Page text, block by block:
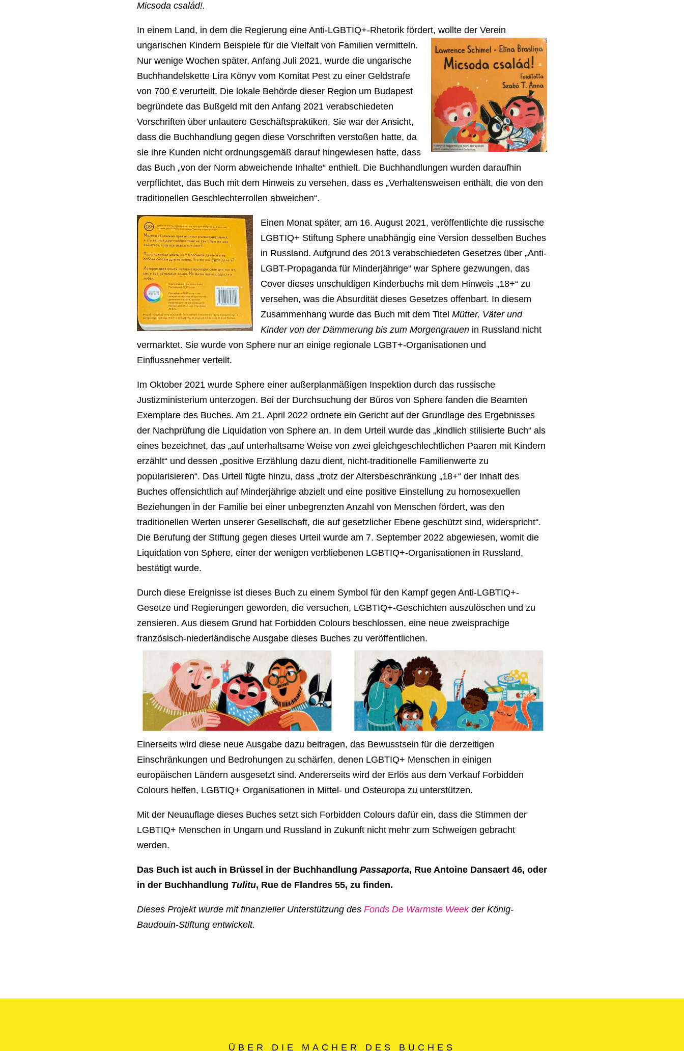
Micsoda család!.
In einem Land, in dem die Regierung eine Anti-LGBTIQ+-Rhetorik fördert, wollte der Verein
ungarischen Kindern Beispiele für die Vielfalt von Familien vermitteln.
Nur wenige Wochen später, Anfang Juli 2021, wurde die ungarische
Buchhandelskette Líra Könyv vom Komitat Pest zu einer Geldstrafe
von 700 € verurteilt. Die lokale Behörde dieser Region um Budapest
begründete das Bußgeld mit den Anfang 2021 verabschiedeten
Vorschriften über unlautere Geschäftspraktiken. Sie war der Ansicht,
dass die Buchhandlung gegen diese Vorschriften verstoßen hatte, da
sie ihre Kunden nicht ordnungsgemäß darauf hingewiesen hatte, dass
das Buch „von der Norm abweichende Inhalte“ enthielt. Die Buchhandlungen wurden daraufhin
verpflichtet, das Buch mit dem Hinweis zu versehen, dass es „Verhaltensweisen enthält, die von den
traditionellen Geschlechterrollen abweichen“.
Einen Monat später, am 16. August 2021, veröffentlichte die russische
LGBTIQ+ Stiftung Sphere unabhängig eine Version desselben Buches
in Russland. Aufgrund des 2013 verabschiedeten Gesetzes über „Anti-
LGBT-Propaganda für Minderjährige“ war Sphere gezwungen, das
Cover dieses unschuldigen Kinderbuchs mit dem Hinweis „18+“ zu
versehen, was die Absurdität dieses Gesetzes offenbart. In diesem
Zusammenhang wurde das Buch mit dem Titel Mütter, Väter und
Kinder von der Dämmerung bis zum Morgengrauenin Russland nicht
vermarktet. Sie wurde von Sphere nur an einige regionale LGBT+-Organisationen und
Einflussnehmer verteilt.
Im Oktober 2021 wurde Sphere einer außerplanmäßigen Inspektion durch das russische
Justizministerium unterzogen. Bei der Durchsuchung der Büros von Sphere fanden die Beamten
Exemplare des Buches. Am 21. April 2022 ordnete ein Gericht auf der Grundlage des Ergebnisses
der Nachprüfung die Liquidation von Sphere an. In dem Urteil wurde das „kindlich stilisierte Buch“ als
eines bezeichnet, das „auf unterhaltsame Weise von zwei gleichgeschlechtlichen Paaren mit Kindern
erzählt“ und dessen „positive Erzählung dazu dient, nicht-traditionelle Familienwerte zu
popularisieren“. Das Urteil fügte hinzu, dass „trotz der Altersbeschränkung „18+“ der Inhalt des
Buches offensichtlich auf Minderjährige abzielt und eine positive Einstellung zu homosexuellen
Beziehungen in der Familie bei einer unbegrenzten Anzahl von Menschen fördert, was den
traditionellen Werten unserer Gesellschaft, die auf gesetzlicher Ebene geschützt sind, widerspricht“.
Die Berufung der Stiftung gegen dieses Urteil wurde am 7. September 2022 abgewiesen, womit die
Liquidation von Sphere, einer der wenigen verbliebenen LGBTIQ+-Organisationen in Russland,
bestätigt wurde.
Durch diese Ereignisse ist dieses Buch zu einem Symbol für den Kampf gegen Anti-LGBTIQ+-
Gesetze und Regierungen geworden, die versuchen, LGBTIQ+-Geschichten auszulöschen und zu
zensieren. Aus diesem Grund hat Forbidden Colours beschlossen, eine neue zweisprachige
französisch-niederländische Ausgabe dieses Buches zu veröffentlichen.
Einerseits wird diese neue Ausgabe dazu beitragen, das Bewusstsein für die derzeitigen
Einschränkungen und Bedrohungen zu schärfen, denen LGBTIQ+ Menschen in einigen
europäischen Ländern ausgesetzt sind. Andererseits wird der Erlös aus dem Verkauf Forbidden
Colours helfen, LGBTIQ+ Organisationen in Mittel- und Osteuropa zu unterstützen.
Mit der Neuauflage dieses Buches setzt sich Forbidden Colours dafür ein, dass die Stimmen der
LGBTIQ+ Menschen in Ungarn und Russland in Zukunft nicht mehr zum Schweigen gebracht
werden.
Das Buch ist auch in Brüssel in der Buchhandlung Passaporta, Rue Antoine Dansaert 46, oder
in der Buchhandlung Tulitu, Rue de Flandres 55, zu finden.
Dieses Projekt wurde mit finanzieller Unterstützung des Fonds De Warmste Weekder König-
Baudouin-Stiftung entwickelt.
ÜBER DIE MACHER DES BUCHES